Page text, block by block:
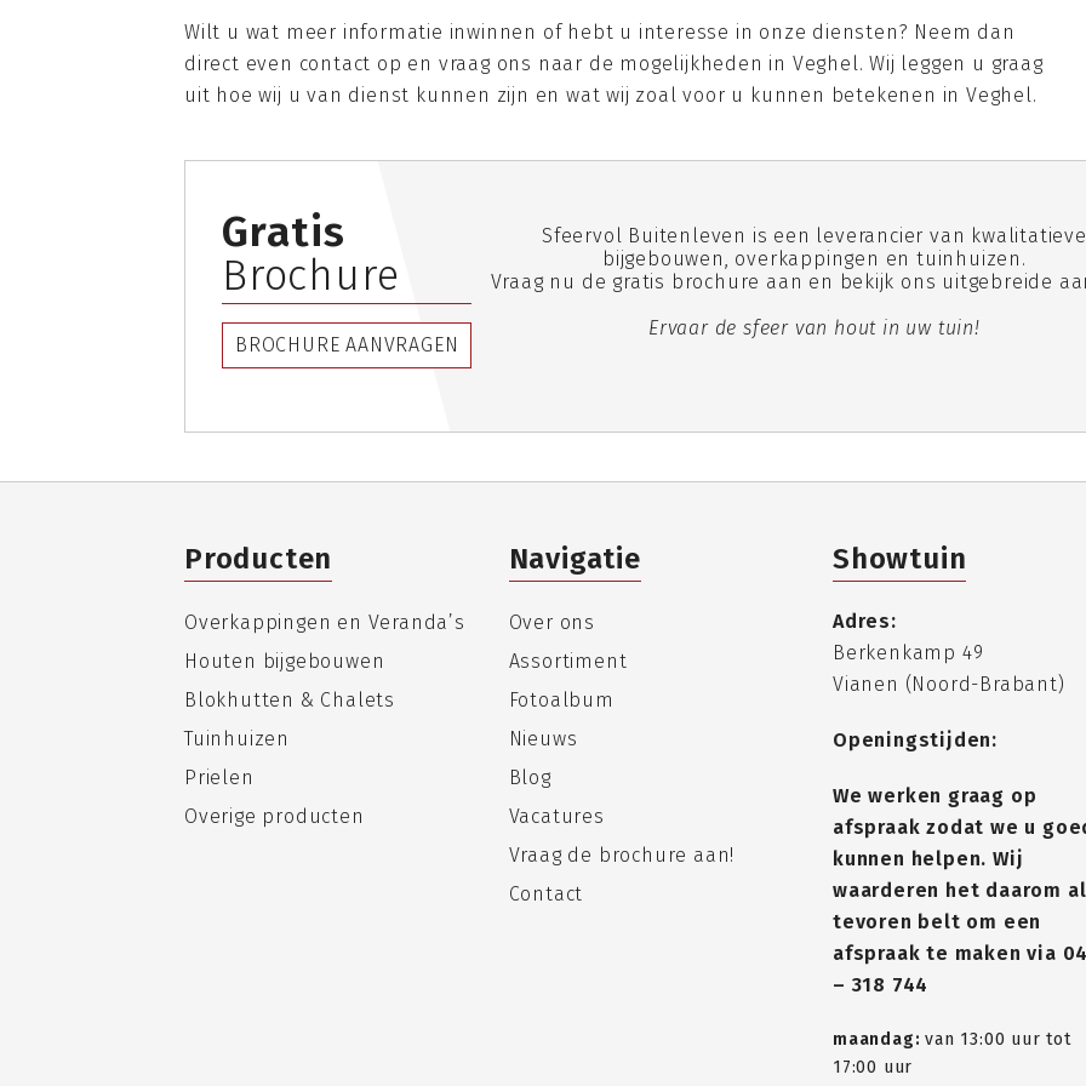
Wilt u wat meer informatie inwinnen of hebt u interesse in onze diensten? Neem dan
direct even contact op en vraag ons naar de mogelijkheden in Veghel. Wij leggen u graag
uit hoe wij u van dienst kunnen zijn en wat wij zoal voor u kunnen betekenen in Veghel.
Gratis
Brochure
BROCHURE AANVRAGEN
Sfeervol Buitenleven is een leverancier van kwalitatieve
bijgebouwen, overkappingen en tuinhuizen.
Vraag nu de gratis brochure aan en bekijk ons uitgebreide
Ervaar de sfeer van hout in uw tuin!
Producten
Overkappingen en Veranda’s
Houten bijgebouwen
Blokhutten & Chalets
Tuinhuizen
Prielen
Overige producten
Navigatie
Over ons
Assortiment
Fotoalbum
Nieuws
Blog
Vacatures
Vraag de brochure aan!
Contact
Showtuin
Adres:
Berkenkamp 49
Vianen (Noord-Brabant)
Openingstijden:
We werken graag op
afspraak zodat we u
kunnen helpen. Wij
waarderen het daarom
tevoren belt om een
afspraak te maken via
– 318 744
maandag:van 13:00 uur tot
17:00 uur